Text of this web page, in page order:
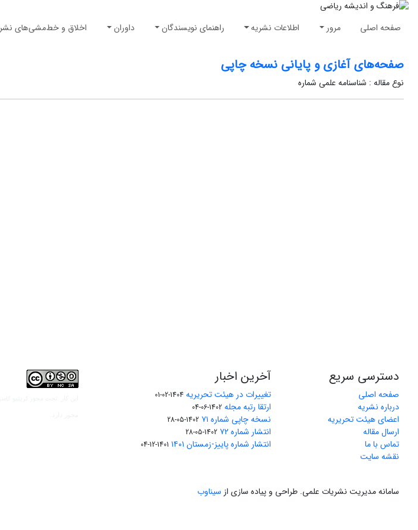
صفحه اصلی مرور اطلاعات نشریه راهنمای نویسندگان داوران اخلاق و خط‌مشی‌های نشر
صفحه‌های آغازی و پایانی نسخه چاپی
نوع مقاله : شناسنامه علمی شماره
دسترسی سریع
صفحه اصلی
درباره نشریه
اعضای هیئت تحریریه
ارسال مقاله
تماس با ما
نقشه سایت
آخرین اخبار
تغییرات در هیئت تحریریه 1404-02-01
ارتقا رتبه مجله 1402-06-04
نسخه چاپی شماره ۷۱ 1402-05-28
انتشار شماره ۷۲ 1402-05-28
انتشار شماره پاییز-زمستان ۱۴۰۱ 1401-12-04
سامانه مدیریت نشریات علمی. طراحی و پیاده سازی از سیناوب